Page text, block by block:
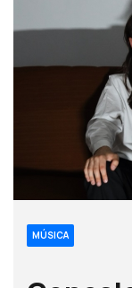
MÚSICA